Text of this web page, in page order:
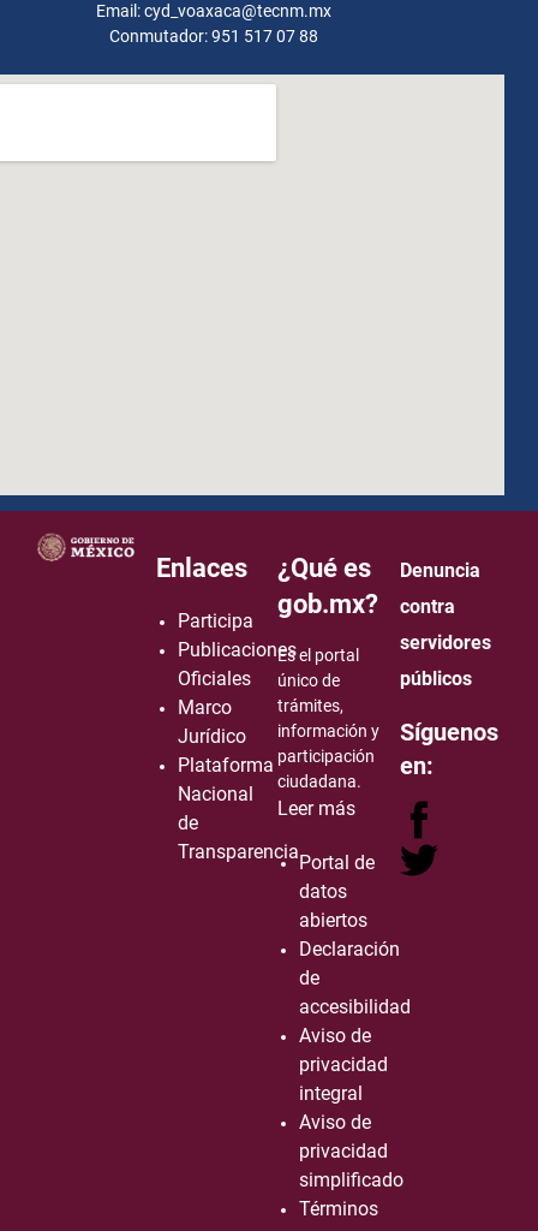
Email: cyd_voaxaca@tecnm.mx
Conmutador: 951 517 07 88
how to embed google map in website
Enlaces
Participa
Publicaciones
Oficiales
Marco
Jurídico
Plataforma
Nacional
de
Transparencia
¿Qué es
gob.mx?
Es el portal
único de
trámites,
información y
participación
ciudadana.
Leer más
Portal de
datos
abiertos
Declaración
de
accesibilidad
Aviso de
privacidad
integral
Aviso de
privacidad
simplificado
Términos
Denuncia
contra
servidores
públicos
Síguenos
en: